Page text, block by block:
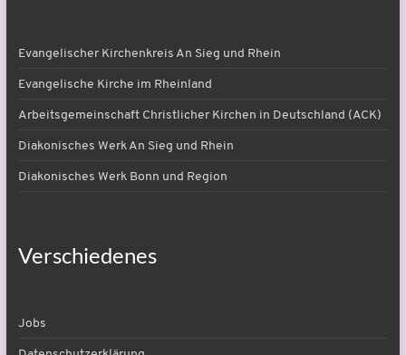
Evangelischer Kirchenkreis An Sieg und Rhein
Evangelische Kirche im Rheinland
Arbeitsgemeinschaft Christlicher Kirchen in Deutschland (ACK)
Diakonisches Werk An Sieg und Rhein
Diakonisches Werk Bonn und Region
Verschiedenes
Jobs